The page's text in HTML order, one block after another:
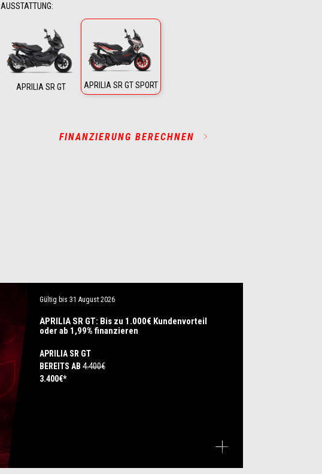
AUSSTATTUNG:
APRILIA SR GT APRILIA SR GT SPORT
FINANZIERUNG BERECHNEN
Gültig bis 31 August 2026
APRILIA SR GT: Bis zu 1.000€ Kundenvorteil
oder ab 1,99% finanzieren
APRILIA SR GT
BEREITS AB 4.400€
3.400€*